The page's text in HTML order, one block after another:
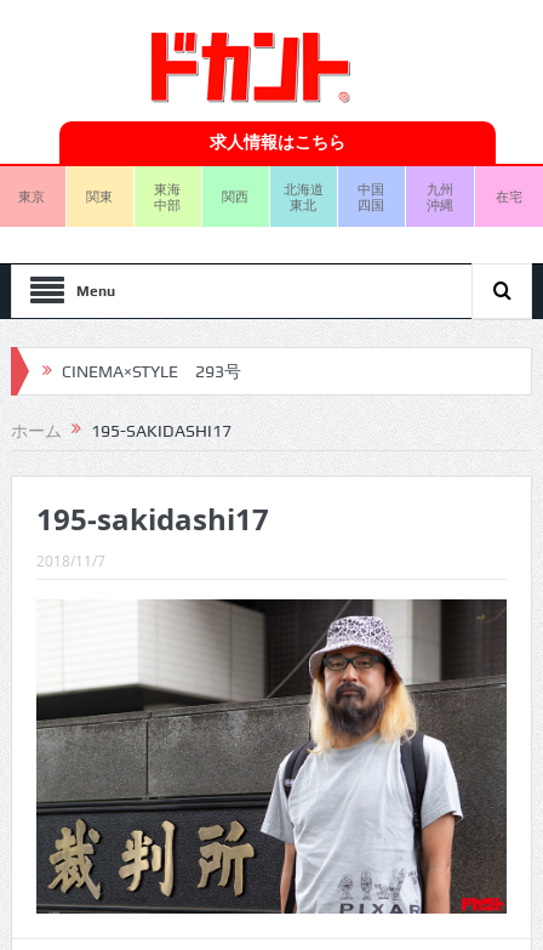
求人情報はこちら
東京 関東
東海
中部
関西
北海道
東北
中国
四国
九州
沖縄
在宅
Menu
CINEMA×STYLE 293号
CINEMA×STYLE 292号
CINEMA×STYLE 291号
CINEMA×STYLE 290号
CINEMA×STYLE 289号
CINEMA×STYLE 288号
CINEMA×STYLE 286号
CINEMA×STYLE 285号
CINEMA×STYLE 294号
ホーム 195-SAKIDASHI17
195-sakidashi17
2018/11/7